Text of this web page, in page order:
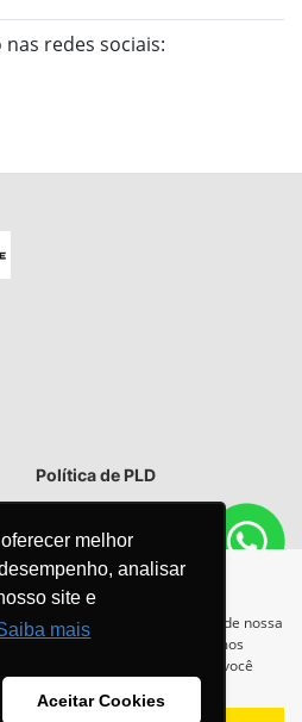
melhor
analisar
site e
mais
Aceitar Cookies
redes sociais:
Política de PLD
o outro
a navegação, fazemos uso de nossa
seus dados pessoais respeitamos
seguir com a navegação e visita você